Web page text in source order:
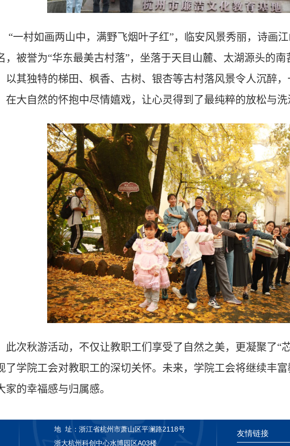
“一村如画两山中，满野飞烟叶子红”，临安风景秀丽，诗画
，被誉为“华东最美古村落”， 坐落于天目山麓、太湖源头的
以其独特的梯田、枫香、古树、 银杏等古村落风景令人沉醉
在大自然的怀抱中尽情嬉戏，让心灵得到了最纯粹的放松与洗
此次秋游活动，不仅让教职工们享受了自然之美，更凝聚了“
了学院工会对教职工的深切关怀。未来，学院工会将继续丰
家的幸福感与归属感。
地 址： 浙江省杭州市萧山区平澜路2118号
浙大杭州科创中心水博园区A03楼
友情链接